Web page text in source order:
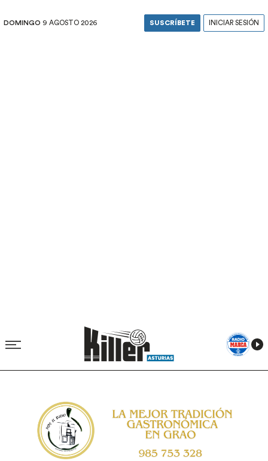
DOMINGO 9 AGOSTO 2026 SUSCRÍBETE INICIAR SESIÓN